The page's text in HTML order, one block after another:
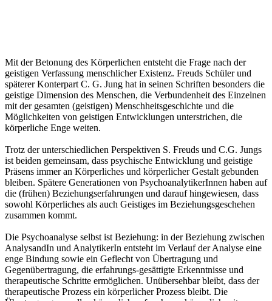
Mit der Betonung des Körperlichen entsteht die Frage nach der
geistigen Verfassung menschlicher Existenz. Freuds Schüler und
späterer Konterpart C. G. Jung hat in seinen Schriften besonders die
geistige Dimension des Menschen, die Verbundenheit des Einzelnen
mit der gesamten (geistigen) Menschheitsgeschichte und die
Möglichkeiten von geistigen Entwicklungen unterstrichen, die
körperliche Enge weiten.
Trotz der unterschiedlichen Perspektiven S. Freuds und C.G. Jungs
ist beiden gemeinsam, dass psychische Entwicklung und geistige
Präsens immer an Körperliches und körperlicher Gestalt gebunden
bleiben. Spätere Generationen von PsychoanalytikerInnen haben auf
die (frühen) Beziehungserfahrungen und darauf hingewiesen, dass
sowohl Körperliches als auch Geistiges im Beziehungsgeschehen
zusammen kommt.
Die Psychoanalyse selbst ist Beziehung: in der Beziehung zwischen
AnalysandIn und AnalytikerIn entsteht im Verlauf der Analyse eine
enge Bindung sowie ein Geflecht von Übertragung und
Gegenübertragung, die erfahrungs-gesättigte Erkenntnisse und
therapeutische Schritte ermöglichen. Unübersehbar bleibt, dass der
therapeutische Prozess ein körperlicher Prozess bleibt. Die